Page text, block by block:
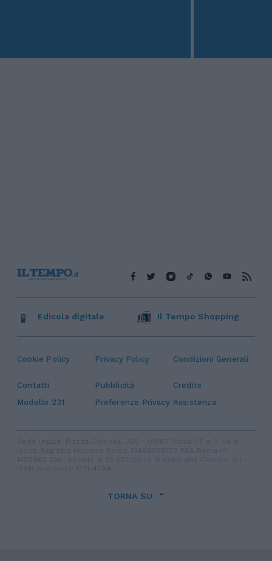
Cookie Policy Privacy Policy Condizioni Generali
Contatti Pubblicità
Credits
Modello 231
Preferenze Privacy Assistenza
Edicola digitale Il Tempo Shopping
TORNA SU